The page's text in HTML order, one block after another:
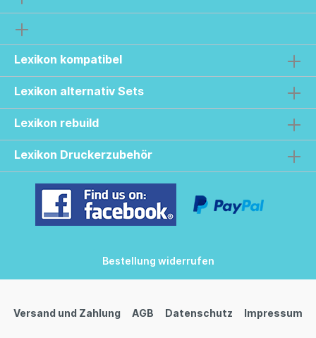
Lexikon kompatibel
Lexikon alternativ Sets
Lexikon rebuild
Lexikon Druckerzubehör
Bestellung widerrufen
Versand und Zahlung AGB Datenschutz Impressum